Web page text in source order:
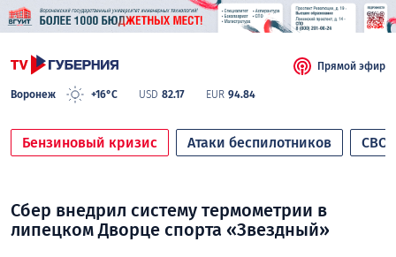
Воронеж +16°C USD 82.17 EUR 94.84
Прямой эфир
Бензиновый кризис Атаки беспилотников СВО
Сбер внедрил систему термометрии в
липецком Дворце спорта «Звездный»